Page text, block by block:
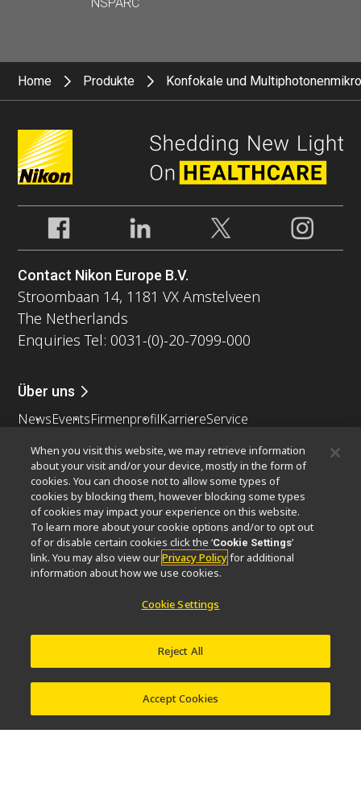
NSPARC
Home Produkte Konfokale und
Contact Nikon Europe B.V.
Stroombaan 14, 1181 VX Amstelveen
The Netherlands
Enquiries Tel: 0031-(0)-20-7099-000
Über uns
NewsEventsFirmenprofilKarriereService
Nikon Microscopes 100th Anniversary
Popular Links
Neueste NachrichtenObjektiv-Auswahl
Resolution CalculatorPubScopeOEM
Nikon Small World
MicroscopyU
Industrielle Mikroskopie und Messtechnik
Halbleiter Lithographiesysteme
FPD Lithographiesysteme
When you visit this website, we may retrieve information
about your visit and/or your device, mostly in the form of
cookies. You can choose not to allow some types of
cookies by blocking them, however blocking some types
of cookies may impact your experience on this website.
To learn more about your cookie options and/or to opt out
of or disable certain cookies click the ‘Cookie Settings’
link. You may also view ourPrivacy Policyfor additional
information about how we use cookies.
Cookie Settings
Reject All
Accept Cookies